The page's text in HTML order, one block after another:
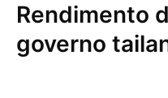
Rendimento
governo